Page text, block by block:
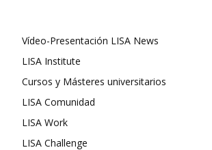
Vídeo-Presentación LISA News
LISA Institute
Cursos y Másteres universitarios
LISA Comunidad
LISA Work
LISA Challenge